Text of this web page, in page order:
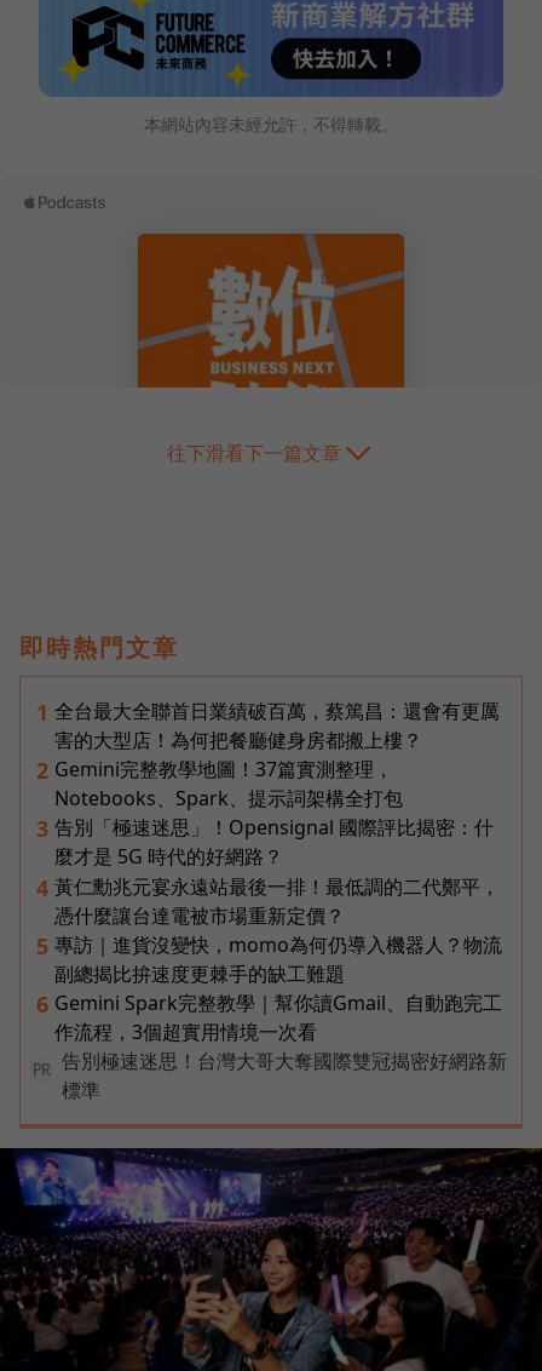
本網站內容未經允許，不得轉載。
往下滑看下一篇文章
即時熱門文章
1 全台最大全聯首日業績破百萬，蔡篤昌：還會有更厲
害的大型店！為何把餐廳健身房都搬上樓？
2 Gemini完整教學地圖！37篇實測整理，
Notebooks、Spark、提示詞架構全打包
3 告別「極速迷思」！Opensignal 國際評比揭密：什
麼才是 5G 時代的好網路？
4 黃仁勳兆元宴永遠站最後一排！最低調的二代鄭平，
憑什麼讓台達電被市場重新定價？
5 專訪｜進貨沒變快，momo為何仍導入機器人？物流
副總揭比拚速度更棘手的缺工難題
6 Gemini Spark完整教學｜幫你讀Gmail、自動跑完工
作流程，3個超實用情境一次看
PR
告別極速迷思！台灣大哥大奪國際雙冠揭密好網路新
標準